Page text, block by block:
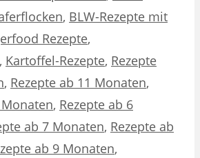
, BLW-Rezepte mit
Rezepte,
, Kartoffel-Rezepte, Rezepte
, Rezepte ab 11 Monaten,
, Rezepte ab 6
ab 7 Monaten, Rezepte ab
ab 9 Monaten,